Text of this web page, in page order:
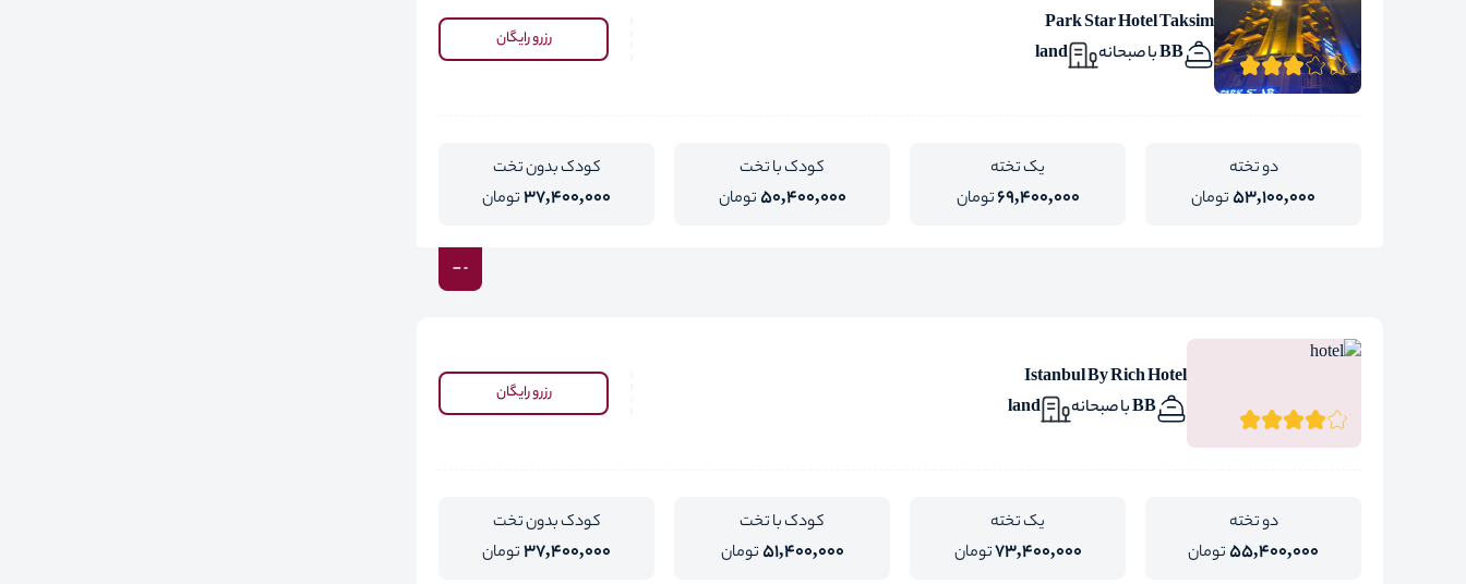
Park Star Hotel Taksim
BB با صبحانه
land
رزرو رایگان
دو تخته
53,100,000تومان
یک تخته
69,400,000تومان
کودک با تخت
50,400,000تومان
کودک بدون تخت
37,400,000تومان
Istanbul By Rich Hotel
BB با صبحانه
land
رزرو رایگان
دو تخته
55,400,000تومان
یک تخته
73,400,000تومان
کودک با تخت
51,400,000تومان
کودک بدون تخت
37,400,000تومان